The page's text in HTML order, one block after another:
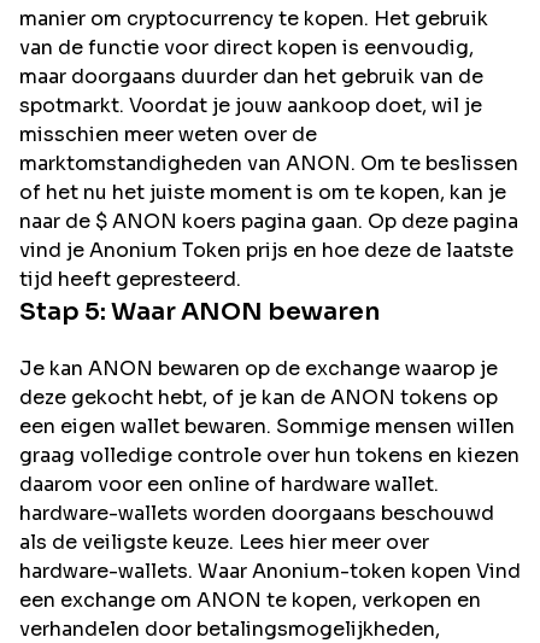
manier om cryptocurrency te kopen. Het gebruik
van de functie voor direct kopen is eenvoudig,
maar doorgaans duurder dan het gebruik van de
spotmarkt. Voordat je jouw aankoop doet, wil je
misschien meer weten over de
marktomstandigheden van ANON. Om te beslissen
of het nu het juiste moment is om te kopen, kan je
naar de $ ANON koers pagina gaan. Op deze pagina
vind je Anonium Token prijs en hoe deze de laatste
tijd heeft gepresteerd.
Stap 5: WaarANON bewaren
Je kan ANON bewaren op de exchange waarop je
deze gekocht hebt, of je kan de ANON tokens op
een eigen wallet bewaren. Sommige mensen willen
graag volledige controle over hun tokens en kiezen
daarom voor een online of hardware wallet.
hardware-wallets worden doorgaans beschouwd
als de veiligste keuze. Lees hier meer over
hardware-wallets. Waar Anonium-token kopen Vind
een exchange om ANON te kopen, verkopen en
verhandelen door betalingsmogelijkheden,